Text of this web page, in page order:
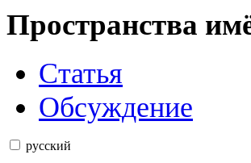
Пространства
Статья
Обсуждение
русский